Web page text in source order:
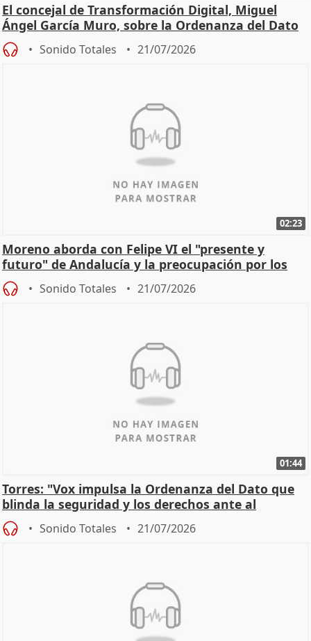
El concejal de Transformación Digital, Miguel
Ángel García Muro, sobre la Ordenanza del Dato
Sonido Totales 21/07/2026
02:23
Moreno aborda con Felipe VI el "presente y
futuro" de Andalucía y la preocupación por los
incendios
Sonido Totales 21/07/2026
01:44
Torres: "Vox impulsa la Ordenanza del Dato que
blinda la seguridad y los derechos ante al
control"
Sonido Totales 21/07/2026